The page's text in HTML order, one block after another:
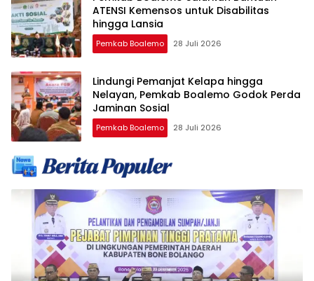
ATENSI Kemensos untuk Disabilitas
hingga Lansia
Pemkab Boalemo 28 Juli 2026
Lindungi Pemanjat Kelapa hingga
Nelayan, Pemkab Boalemo Godok Perda
Jaminan Sosial
Pemkab Boalemo 28 Juli 2026